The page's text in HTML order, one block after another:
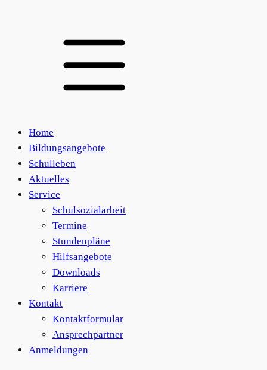
Home
Bildungsangebote
Schulleben
Aktuelles
Service
Schulsozialarbeit
Termine
Stundenpläne
Hilfsangebote
Downloads
Karriere
Kontakt
Kontaktformular
Ansprechpartner
Anmeldungen